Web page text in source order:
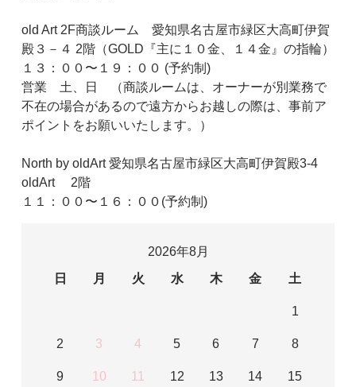
old Art 2F商談ルーム 愛知県名古屋市緑区大高町伊賀
殿３－４ 2階（GOLD『主に１０金、１４金』の指輪）
１３：００〜１９：００ (予約制)
営業 土、日 （商談ルームは、オーナーが別業務で
不在の場合があるので遠方からお越しの際は、事前ア
ポイントをお願いいたします。）
North by oldArt 愛知県名古屋市緑区大高町伊賀殿3-4
oldArt 2階
１１：００〜１６：００(予約制)
2026年8月
日
月 火 水 木 金 土
1
2 3 4 5 6 7 8
9 10 11 12 13 14 15